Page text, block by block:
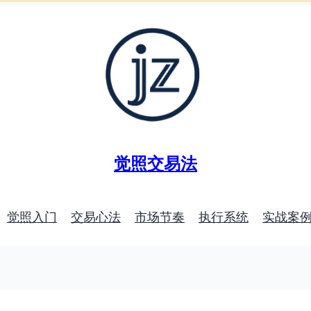
觉照交易法
觉照入门 交易心法 市场节奏 执行系统 实战案